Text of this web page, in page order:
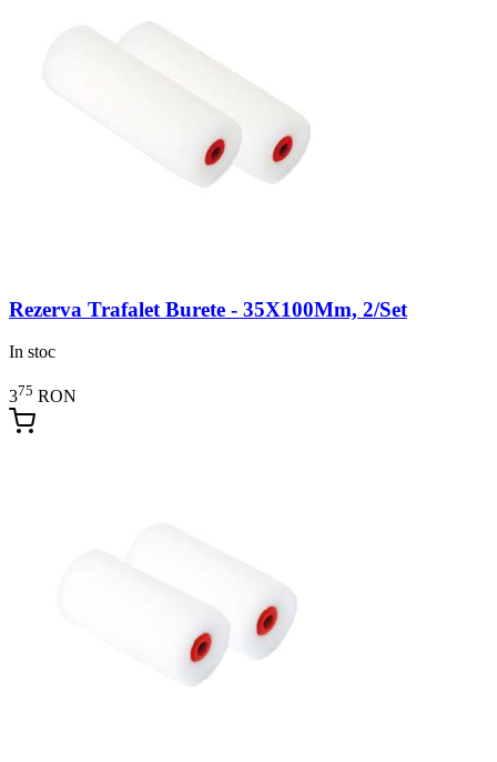
Rezerva Trafalet Burete - 35X100Mm, 2/Set
In stoc
375 RON